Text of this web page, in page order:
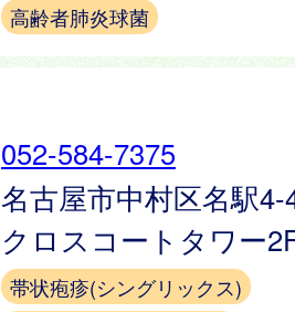
高齢者肺炎球菌
052-584-7375
名古屋市中村区名駅4-
クロスコートタワー
帯状疱疹(シングリックス)